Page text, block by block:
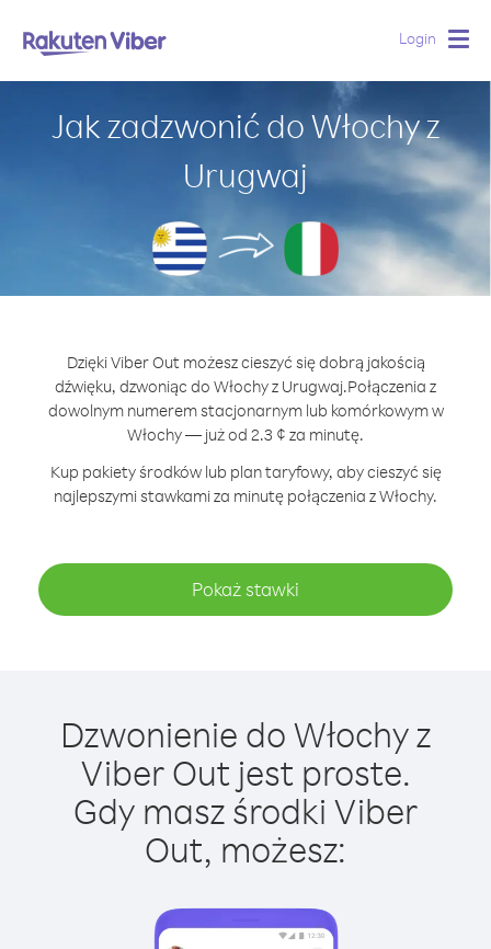
Login
Jak zadzwonić do Włochy z
Urugwaj
Dzięki Viber Out możesz cieszyć się dobrą jakością
dźwięku, dzwoniąc do Włochy z Urugwaj.Połączenia z
dowolnym numerem stacjonarnym lub komórkowym w
Włochy — już od 2.3 ¢ za minutę.
Kup pakiety środków lub plan taryfowy, aby cieszyć się
najlepszymi stawkami za minutę połączenia z Włochy.
Pokaż stawki
Dzwonienie do Włochy z
Viber Out jest proste.
Gdy masz środki Viber
Out, możesz: